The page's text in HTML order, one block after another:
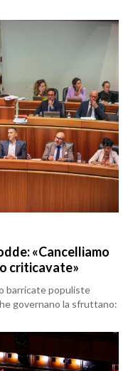
«Cancelliamo
criticavate»
barricate populiste
governano la sfruttano: